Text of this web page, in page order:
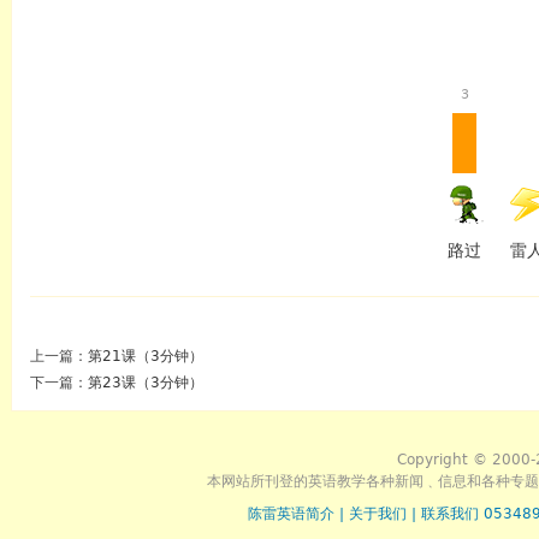
3
路过 雷
上一篇： 第21课（3分钟）
下一篇： 第23课（3分钟）
Copyright © 2000-
本网站所刊登的英语教学各种新闻﹑信息和各种专
陈雷英语简介
关于我们
联系我们